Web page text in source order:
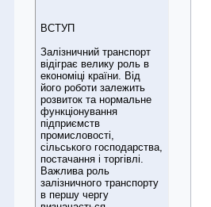
ВСТУП
Залізничний транспорт
відіграє велику роль в
економіці країни. Від
його роботи залежить
розвиток та нормальне
функціонування
підприємств
промисловості,
сільського господарства,
постачання і торгівлі.
Важлива роль
залізничного транспорту
в першу чергу